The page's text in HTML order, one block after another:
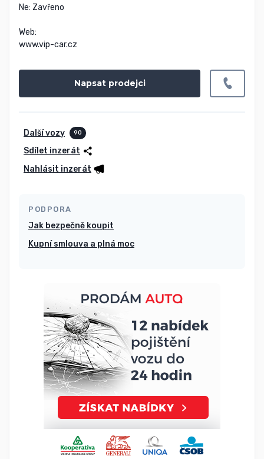
Ne: Zavřeno
Web:
www.vip-car.cz
Napsat prodejci
Další vozy 90
Sdílet inzerát
Nahlásit inzerát
PODPORA
Jak bezpečně koupit
Kupní smlouva a plná moc